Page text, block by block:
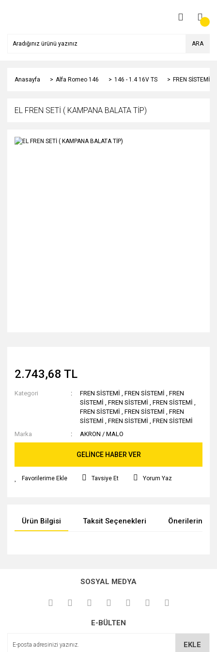
ARA
Anasayfa Alfa Romeo 146 146 - 1.4 16V TS FREN SİSTEMİ
EL FREN SETİ ( KAMPANA BALATA TİP)
2.743,68 TL
Kategori FREN SİSTEMİ ,FREN SİSTEMİ ,FREN
SİSTEMİ ,FREN SİSTEMİ ,FREN SİSTEMİ ,
FREN SİSTEMİ ,FREN SİSTEMİ ,FREN
SİSTEMİ ,FREN SİSTEMİ ,FREN SİSTEMİ
Marka
AKRON / MALO
GELİNCE HABER VER
Tavsiye Et Yorum Yaz
Ürün Bilgisi Taksit Seçenekleri Önerileriniz
kullanarak tarafımıza iletebilirsiniz.
Görüş ve önerileriniz için teşekkür ederiz.
Ürün açıklamasında eksik bilgiler bulunuyor.
SOSYAL MEDYA
E-BÜLTEN
EKLE